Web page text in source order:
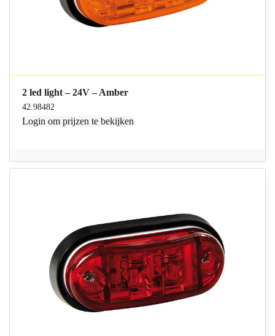
2 led light – 24V – Amber
42.98482
Login om prijzen te bekijken